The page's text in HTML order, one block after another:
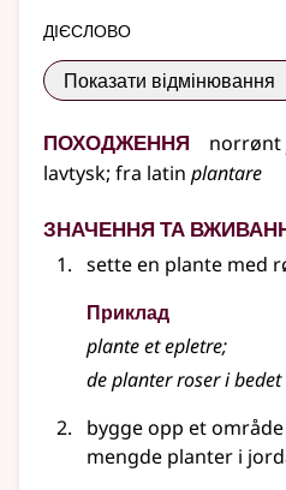
дієслово
Показати відмінювання
Походження norrønt
lavtysk; fra latin plantare
Значення та
sette en plante med
Приклад
plante et epletre;
de planter roser i bedet
bygge opp et
mengde planter i